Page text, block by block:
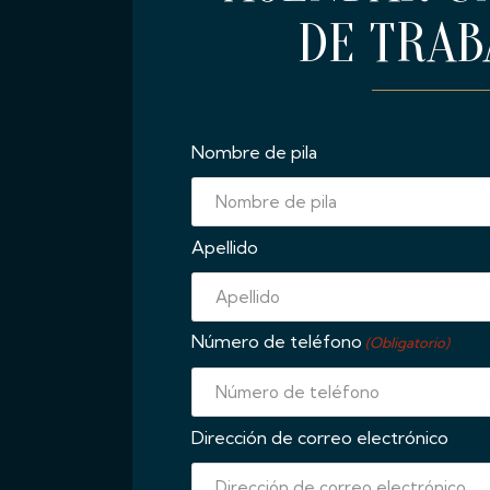
DE
Nombre de pila
Apellido
Número de teléfono (Obligatorio)
Dirección de correo electrónico